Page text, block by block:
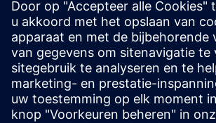
Aanvraag voor een exclusieve training
Heeft u een uitgebreidere trainingsbehoefte
voor exclusieve training – op locatie, virtueel of
trainingscentrum? Bezorg ons u uw
uw trainingsbehoeften en u ontvangt van
een exclusieve training.
Exclusieve offerte aanvragen